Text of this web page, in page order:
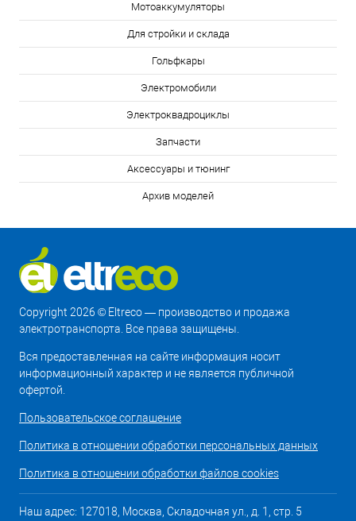
Мотоаккумуляторы
Для стройки и склада
Гольфкары
Электромобили
Электроквадроциклы
Запчасти
Аксессуары и тюнинг
Архив моделей
Copyright 2026 © Eltreco — производство и продажа
электротранспорта. Все права защищены.
Вся предоставленная на сайте информация носит
информационный характер и не является публичной
офертой.
Пользовательское соглашение
Политика в отношении обработки персональных данных
Политика в отношении обработки файлов cookies
Наш адрес: 127018, Москва, Складочная ул., д. 1, стр. 5